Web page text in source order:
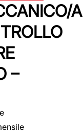
A
–